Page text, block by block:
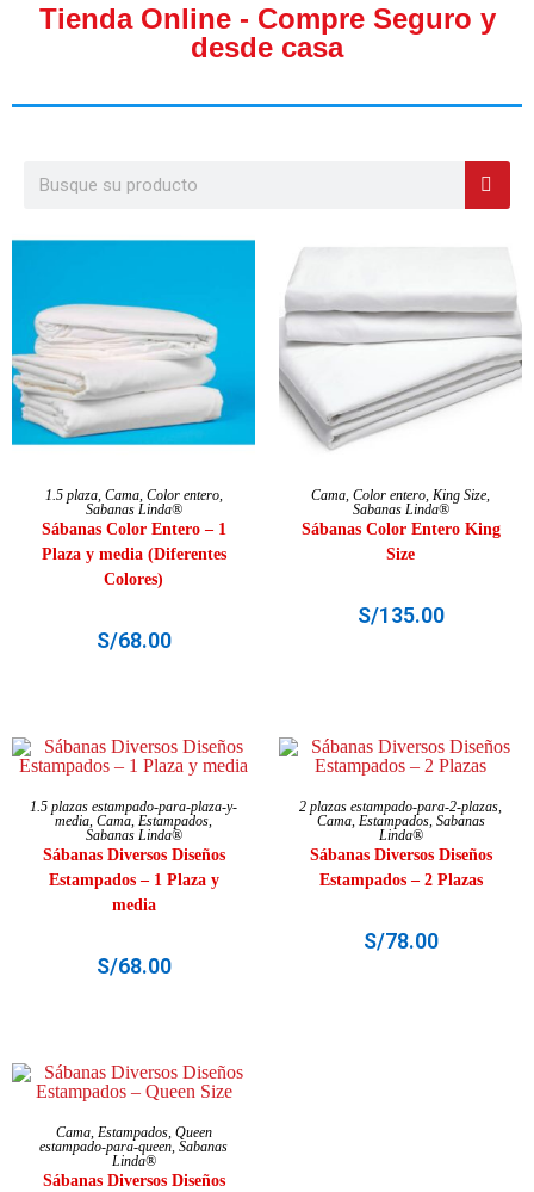
Tienda Online - Compre Seguro y
desde casa
SELECCIONAR OPCIONES
1.5 plaza, Cama, Color entero,
Sabanas Linda®
Sábanas Color Entero – 1
Plaza y media (Diferentes
Colores)
S/68.00
AÑADIR AL CARRITO
Cama, Color entero, King Size,
Sabanas Linda®
Sábanas Color Entero King
Size
S/135.00
SELECCIONAR OPCIONES
1.5 plazas estampado-para-plaza-y-
media, Cama, Estampados,
Sabanas Linda®
Sábanas Diversos Diseños
Estampados – 1 Plaza y
media
S/68.00
SELECCIONAR OPCIONES
2 plazas estampado-para-2-plazas,
Cama, Estampados, Sabanas
Linda®
Sábanas Diversos Diseños
Estampados – 2 Plazas
S/78.00
SELECCIONAR OPCIONES
Cama, Estampados, Queen
estampado-para-queen, Sabanas
Linda®
Sábanas Diversos Diseños